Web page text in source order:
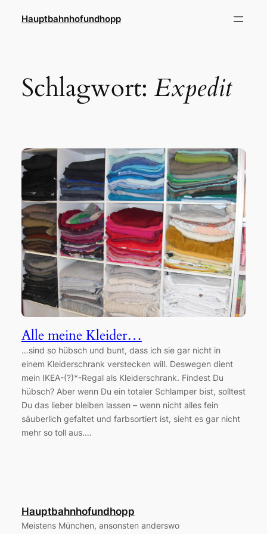
InhaltHauptbahnhofundhopp
Schlagwort: Expedit
Alle meine Kleider…
…sind so hübsch und bunt, dass ich sie gar nicht in
einem Kleiderschrank verstecken will. Deswegen dient
mein IKEA-(?)*-Regal als Kleiderschrank. Findest Du
hübsch? Aber wenn Du ein totaler Schlamper bist, solltest
Du das lieber bleiben lassen – wenn nicht alles fein
säuberlich gefaltet und farbsortiert ist, sieht es gar nicht
mehr so toll aus.…
Hauptbahnhofundhopp
Meistens München, ansonsten anderswo